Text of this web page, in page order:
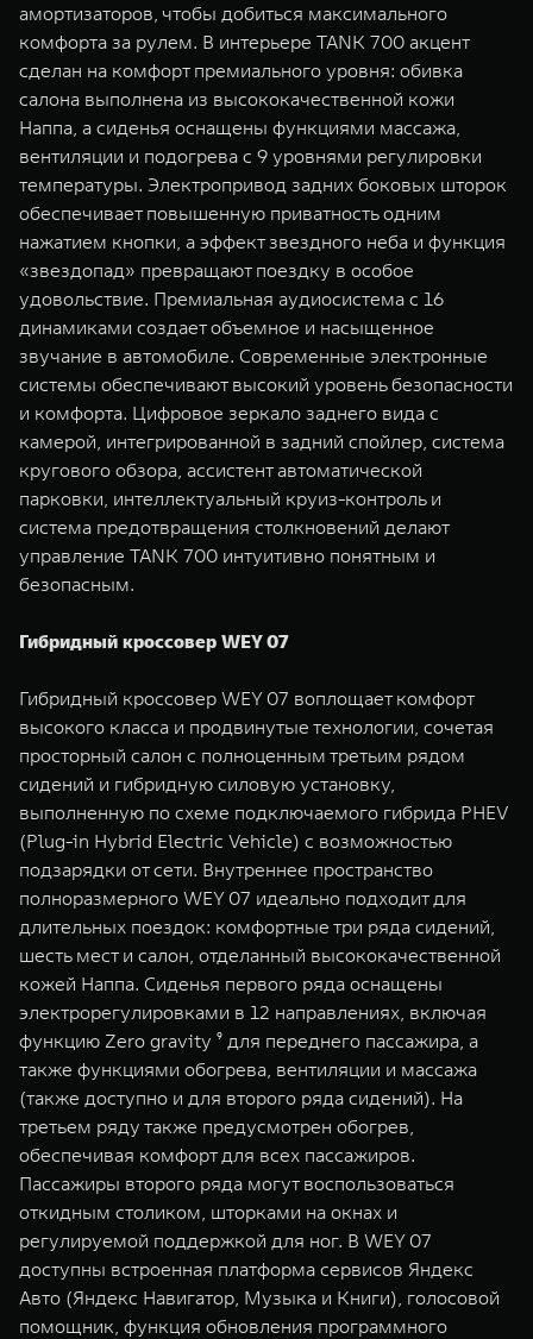
амортизаторов, чтобы добиться максимального
комфорта за рулем. В интерьере TANK 700 акцент
сделан на комфорт премиального уровня: обивка
салона выполнена из высококачественной кожи
Наппа, а сиденья оснащены функциями массажа,
вентиляции и подогрева с 9 уровнями регулировки
температуры. Электропривод задних боковых шторок
обеспечивает повышенную приватность одним
нажатием кнопки, а эффект звездного неба и функция
«звездопад» превращают поездку в особое
удовольствие. Премиальная аудиосистема с 16
динамиками создает объемное и насыщенное
звучание в автомобиле. Современные электронные
системы обеспечивают высокий уровень безопасности
и комфорта. Цифровое зеркало заднего вида с
камерой, интегрированной в задний спойлер, система
кругового обзора, ассистент автоматической
парковки, интеллектуальный круиз-контроль и
система предотвращения столкновений делают
управление TANK 700 интуитивно понятным и
безопасным.
Гибридный кроссовер WEY 07
Гибридный кроссовер WEY 07 воплощает комфорт
высокого класса и продвинутые технологии, сочетая
просторный салон с полноценным третьим рядом
сидений и гибридную силовую установку,
выполненную по схеме подключаемого гибрида PHEV
(Plug-in Hybrid Electric Vehicle) с возможностью
подзарядки от сети. Внутреннее пространство
полноразмерного WEY 07 идеально подходит для
длительных поездок: комфортные три ряда сидений,
шесть мест и салон, отделанный высококачественной
кожей Наппа. Сиденья первого ряда оснащены
электрорегулировками в 12 направлениях, включая
функцию Zero gravity ⁹ для переднего пассажира, а
также функциями обогрева, вентиляции и массажа
(также доступно и для второго ряда сидений). На
третьем ряду также предусмотрен обогрев,
обеспечивая комфорт для всех пассажиров.
Пассажиры второго ряда могут воспользоваться
откидным столиком, шторками на окнах и
регулируемой поддержкой для ног. В WEY 07
доступны встроенная платформа сервисов Яндекс
Авто (Яндекс Навигатор, Музыка и Книги), голосовой
помощник, функция обновления программного